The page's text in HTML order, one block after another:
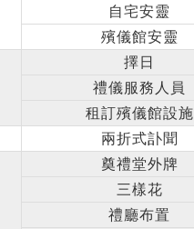
自宅安靈
殯儀館安靈
擇日
禮儀服務人員
租訂殯儀館設施
兩折式訃聞
奠禮堂外牌
三樣花
禮廳布置